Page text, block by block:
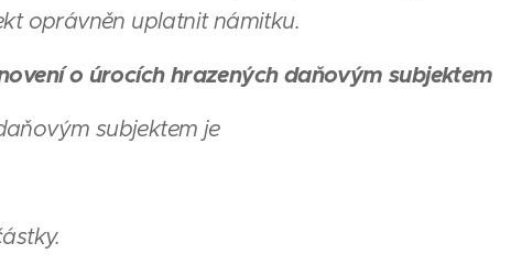
oprávněn uplatnit námitku.
o úrocích hrazených daňovým subjektem
subjektem je